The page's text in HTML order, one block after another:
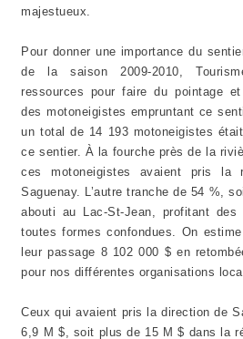
majestueux.
Pour donner une importance du
de la saison 2009-2010,
ressources pour faire du pointage
des motoneigistes empruntant ce
un total de 14 193 motoneigistes
ce sentier. À la fourche près de la
ces motoneigistes avaient pris la
Saguenay. L’autre tranche de 54 %,
abouti au Lac-St-Jean, profitant
toutes formes confondues. On
leur passage 8 102 000 $ en
pour nos différentes organisations
Ceux qui avaient pris la direction de
6,9 M $, soit plus de 15 M $ dans la